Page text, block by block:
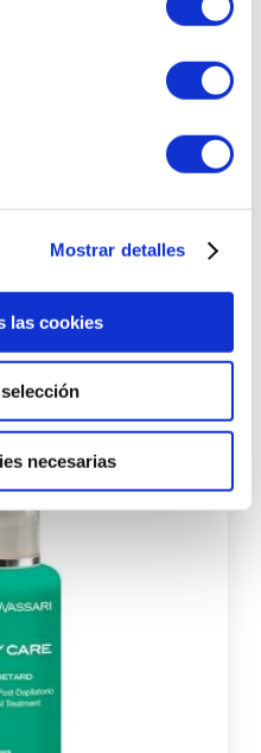
Mostrar detalles
las cookies
necesarias
2x8ml - Mary